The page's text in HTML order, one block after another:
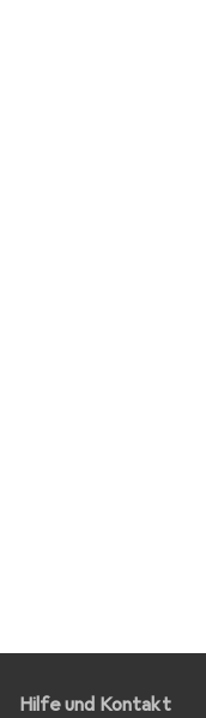
Hilfe und Kontakt